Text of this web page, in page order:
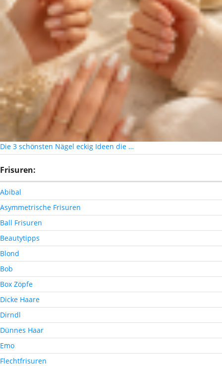
Die 3 schönsten Nägel eckig Ideen die …
Frisuren:
Abibal
Asymmetrische Frisuren
Ball Frisuren
Beautytipps
Blond
Bob
Box Zöpfe
Dicke Haare
Dirndl
Dünnes Haar
Emo
Flechtfrisuren